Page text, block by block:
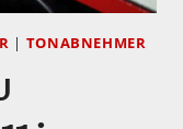
| TONABNEHMER